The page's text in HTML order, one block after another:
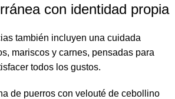
con identidad propia
también incluyen una cuidada
mariscos y carnes, pensadas para
todos los gustos.
de puerros con velouté de cebollino